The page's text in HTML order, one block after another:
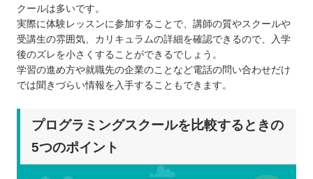
クールは多いです。
実際に体験レッスンに参加することで、講師の質やスクールや
受講生の雰囲気、カリキュラムの詳細を確認できるので、入学
後のズレを小さくすることができるでしょう。
学習の進め方や就職先の企業のことなど電話の問い合わせだけ
では聞きづらい情報を入手することもできます。
プログラミングスクールを比較するときの
5つのポイント